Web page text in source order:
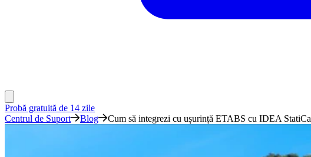
Probă gratuită de 14 zile
Centrul de Suport
Blog Cum să integrezi cu ușurință ETABS cu IDEA StatiCa